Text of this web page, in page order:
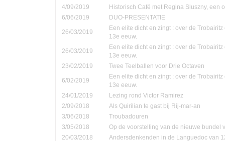
4/09/2019
Historisch Café met Regina Sluszny, een
6/06/2019
DUO-PRESENTATIE
26/03/2019
Een elite dicht en zingt : over de
13e eeuw.
26/03/2019
Een elite dicht en zingt : over de
13e eeuw.
23/02/2019
Twee Teelballen voor Drie Octaven
6/02/2019
Een elite dicht en zingt : over de
13e eeuw.
24/01/2019
Lezing rond Victor Ramirez
2/09/2018
Als Quirilian te gast bij Rij-mar-an
3/06/2018
Troubadouren
3/05/2018
Op de voorstelling van de nieuwe bundel
20/03/2018
Andersdenkenden in de Languedoc van